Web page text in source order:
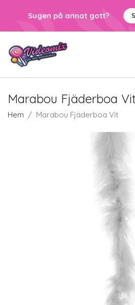
Sugen på annat gott?
Marabou Fjäderboa
Hem Marabou Fjäderboa Vit